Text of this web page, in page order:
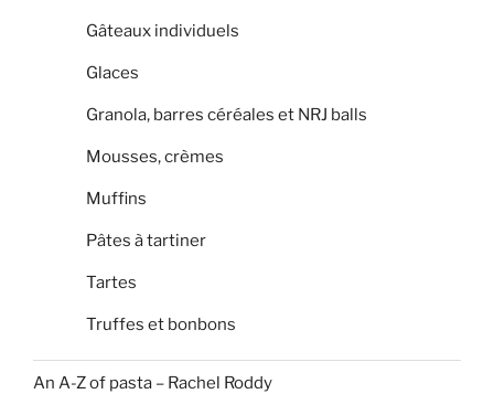
Gâteaux individuels
Glaces
Granola, barres céréales et NRJ balls
Mousses, crèmes
Muffins
Pâtes à tartiner
Tartes
Truffes et bonbons
An A-Z of pasta – Rachel Roddy